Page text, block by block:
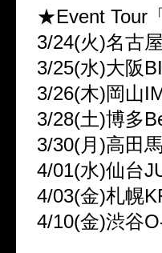
★Event Tour
3/24(火)名古
3/25(水)大阪
3/26(木)岡山
3/28(土)博多
3/30(月)高田
4/01(水)仙台
4/03(金)札幌
4/10(金)渋谷